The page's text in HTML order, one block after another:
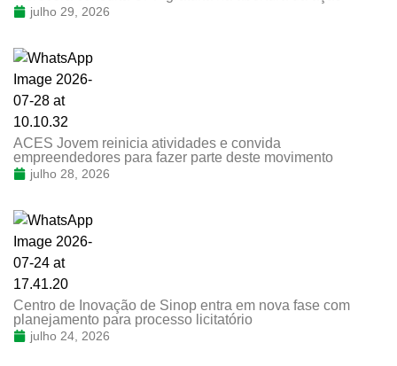
julho 29, 2026
ACES Jovem reinicia atividades e convida
empreendedores para fazer parte deste movimento
julho 28, 2026
Centro de Inovação de Sinop entra em nova fase com
planejamento para processo licitatório
julho 24, 2026